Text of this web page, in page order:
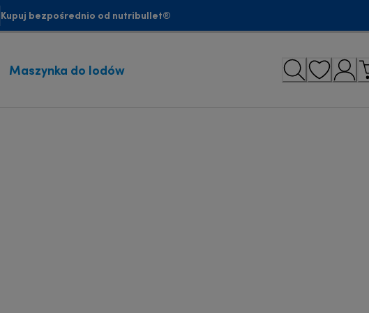
Kupuj bezpośrednio od nutribullet®
Maszynka do lodów